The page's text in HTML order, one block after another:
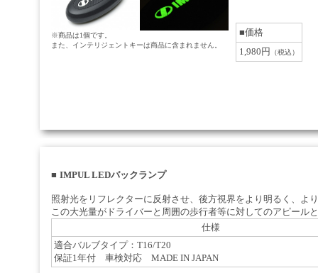
※商品は1個です。
また、インテリジェントキーは商品に含まれません。
■価格
1,980円
（税込）
■ IMPUL LEDバックランプ
照射光をリフレクターに反射させ、後方視界をより明るく、よ
この大光量がドライバーと周囲の歩行者等に対してのアピール
仕様
適合バルブタイプ：T16/T20
保証1年付 車検対応 MADE IN JAPAN